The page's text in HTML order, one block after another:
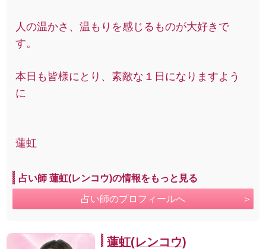
人の温かさ、温もりを感じるものが大好きで
す。
本日も皆様にとり、素敵な１日になりますよう
に
蓮虹
占い師 蓮虹(レンコウ)の情報をもっと見る
占い師のプロフィールへ
蓮虹(レンコウ)